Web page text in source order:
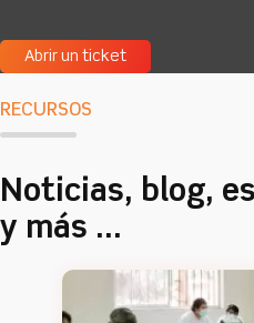
Abrir un ticket
RECURSOS
Noticias, blog,
y más ...